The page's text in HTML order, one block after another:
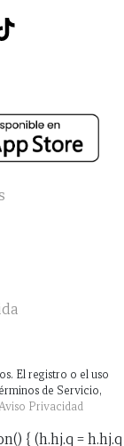
El registro o el uso
de Servicio,
Aviso Privacidad
{ (h.hj.q = h.hj.q